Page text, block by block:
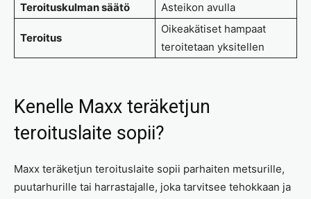
Teroituskulman säätö
Asteikon avulla
Teroitus
Oikeakätiset hampaat
teroitetaan yksitellen
Kenelle Maxx teräketjun
teroituslaite sopii?
Maxx teräketjun teroituslaite sopii parhaiten metsurille,
puutarhurille tai harrastajalle, joka tarvitsee tehokkaan ja